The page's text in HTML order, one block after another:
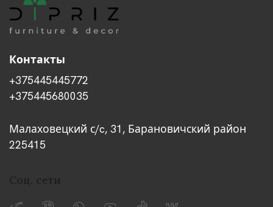
Контакты
+375445445772
+375445680035
Малаховецкий с/c, 31, Барановичский район
225415
Соц. сети